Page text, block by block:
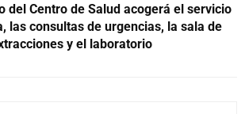
del Centro de Salud acogerá el servicio
las consultas de urgencias, la sala de
y el laboratorio